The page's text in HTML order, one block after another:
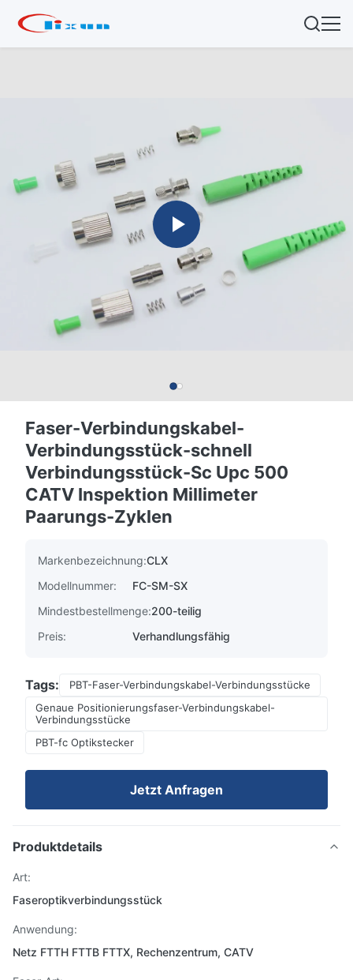
Faser-Verbindungskabel-
Verbindungsstück-schnell
Verbindungsstück-Sc Upc 500
CATV Inspektion Millimeter
Paarungs-Zyklen
Markenbezeichnung:CLX
Modellnummer:
FC-SM-SX
Mindestbestellmenge:200-teilig
Preis:
Verhandlungsfähig
Tags:
PBT-Faser-Verbindungskabel-Verbindungsstücke
Genaue Positionierungsfaser-Verbindungskabel-
Verbindungsstücke
PBT-fc Optikstecker
Jetzt Anfragen
Produktdetails
Art:
Faseroptikverbindungsstück
Anwendung:
Netz FTTH FTTB FTTX, Rechenzentrum, CATV